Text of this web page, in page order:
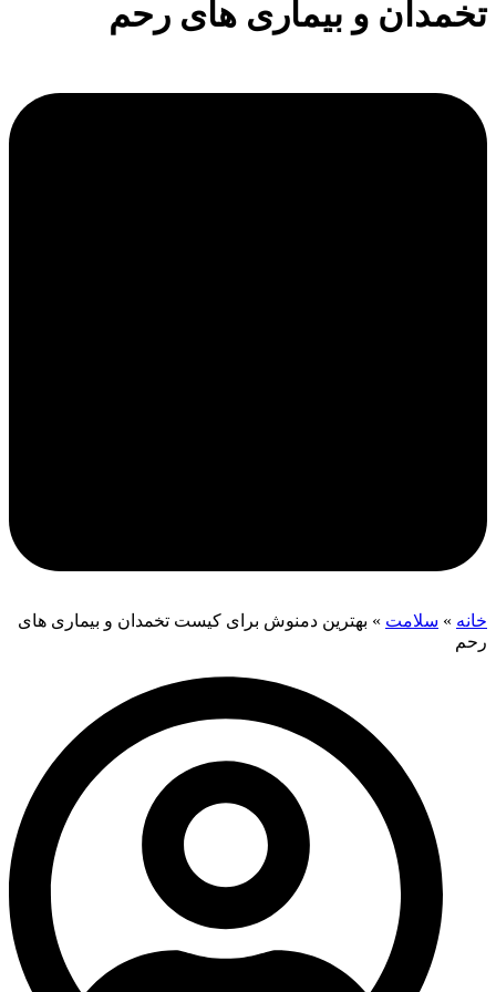
تخمدان و بیماری های رحم
خانه » سلامت » بهترین دمنوش برای کیست تخمدان و بیماری های
رحم